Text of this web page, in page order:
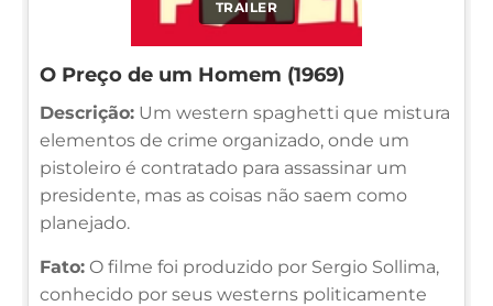
TRAILER
O Preço de um Homem (1969)
Descrição: Um western spaghetti que mistura
elementos de crime organizado, onde um
pistoleiro é contratado para assassinar um
presidente, mas as coisas não saem como
planejado.
Fato: O filme foi produzido por Sergio Sollima,
conhecido por seus westerns politicamente